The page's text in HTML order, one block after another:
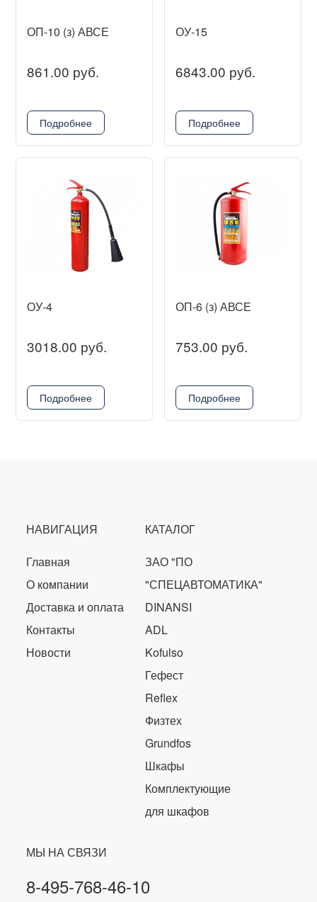
ОП-10 (з) АВСЕ
861.00 руб.
Подробнее
ОУ-15
6843.00 руб.
Подробнее
ОУ-4
3018.00 руб.
Подробнее
ОП-6 (з) АВСЕ
753.00 руб.
Подробнее
НАВИГАЦИЯ
Главная
О компании
Доставка и оплата
Контакты
Новости
КАТАЛОГ
ЗАО "ПО
"СПЕЦАВТОМАТИКА"
DINANSI
ADL
Kofulso
Гефест
Reflex
Физтех
Grundfos
Шкафы
Комплектующие
для шкафов
МЫ НА СВЯЗИ
8-495-768-46-10